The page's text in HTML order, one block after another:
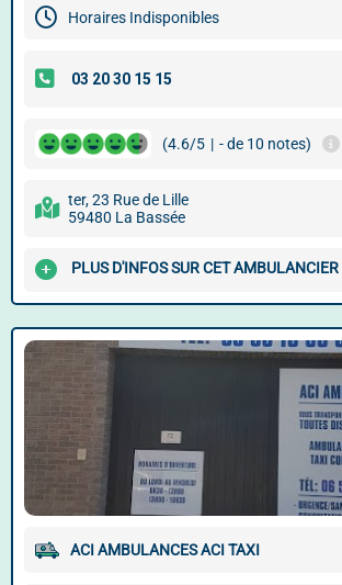
Horaires Indisponibles
(4.6/5 | - de 10 notes)
ter, 23 Rue de Lille
59480 La Bassée
PLUS D'INFOS SUR CET AMBULANCIER
ACI AMBULANCES ACI TAXI